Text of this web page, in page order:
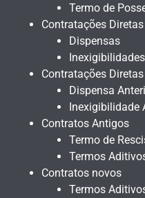
Termo de
Contratações Diretas
Dispensas
Inexigibilidades
Contratações
Dispensa
Inexigibilidade
Contratos Antigos
Termo de
Termos
Contratos novos
Termos